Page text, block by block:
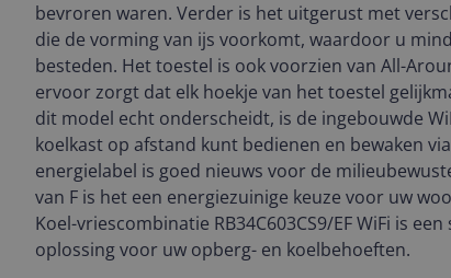
bevroren waren. Verder is het uitgerust met
die de vorming van ijs voorkomt, waardoor u
besteden. Het toestel is ook voorzien van All-
ervoor zorgt dat elk hoekje van het toestel
dit model echt onderscheidt, is de ingebouwde
koelkast op afstand kunt bedienen en bewaken
energielabel is goed nieuws voor de
van F is het een energiezuinige keuze voor uw
Koel-vriescombinatie RB34C603CS9/EF WiFi is
oplossing voor uw opberg- en koelbehoeften.